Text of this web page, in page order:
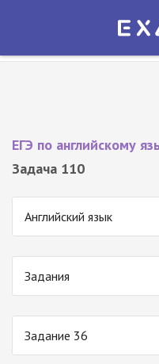
Экзамер — ЕГЭ
ЕГЭ по английскому
Задача 110
Английский язык
Задания
Задание 36